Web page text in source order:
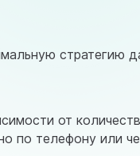
стратегию
от
по телефону или